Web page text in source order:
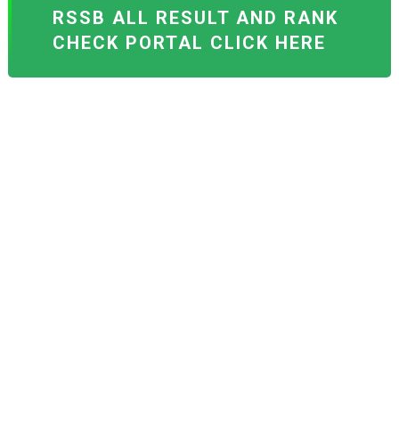
RSSB ALL RESULT AND RANK
CHECK PORTAL CLICK HERE